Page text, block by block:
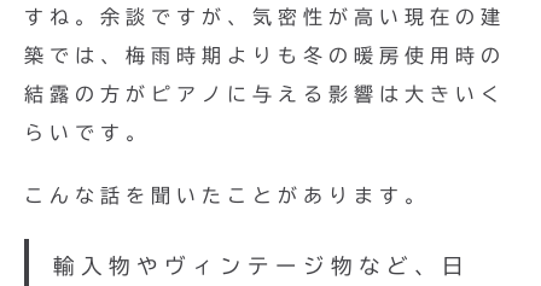
すね。余談ですが、気密性が高い現在の建
築では、梅雨時期よりも冬の暖房使用時の
結露の方がピアノに与える影響は大きいく
らいです。
こんな話を聞いたことがあります。
輸入物やヴィンテージ物など、日